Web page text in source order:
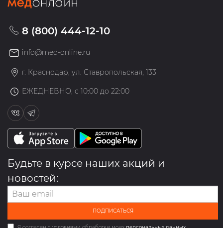
8 (800) 444-12-10
info@med-online.ru
г. Краснодар, ул. Ставропольская, 133
ЕЖЕДНЕВНО, с 10:00 до 22:00
Будьте в курсе наших акций и
новостей:
ПОДПИСАТЬСЯ